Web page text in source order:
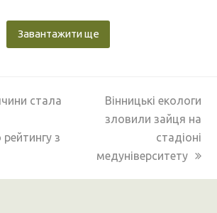
Завантажити ще
стала
рейтингу з
next
post:
Вінницькі екологи
зловили зайця на
стадіоні
медуніверситету